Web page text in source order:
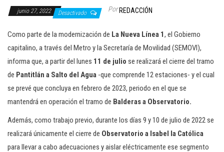
junio 27, 2022 Desactivado Por REDACCIÓN
Como parte de la modernización de La Nueva Línea 1, el Gobierno
capitalino, a través del Metro y la Secretaría de Movilidad (SEMOVI),
informa que, a partir del lunes 11 de julio se realizará el cierre del tramo
de Pantitlán a Salto del Agua -que comprende 12 estaciones- y el cual
se prevé que concluya en febrero de 2023, periodo en el que se
mantendrá en operación el tramo de Balderas a Observatorio.
Además, como trabajo previo, durante los días 9 y 10 de julio de 2022 se
realizará únicamente el cierre de Observatorio a Isabel la Católica
para llevar a cabo adecuaciones y aislar eléctricamente ese segmento